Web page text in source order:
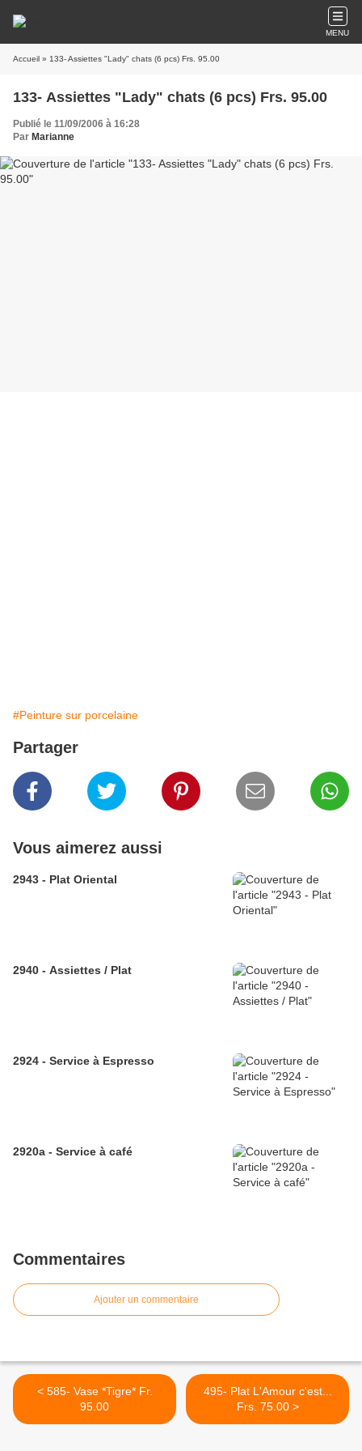
MENU
Accueil » 133- Assiettes "Lady" chats (6 pcs) Frs. 95.00
133- Assiettes "Lady" chats (6 pcs) Frs. 95.00
Publié le 11/09/2006 à 16:28
Par Marianne
#Peinture sur porcelaine
Partager
Vous aimerez aussi
2943 - Plat Oriental
2940 - Assiettes / Plat
2924 - Service à Espresso
2920a - Service à café
Commentaires
Ajouter un commentaire
< 585- Vase *Tigre* Fr.
95.00
495- Plat L'Amour c'est...
Frs. 75.00 >